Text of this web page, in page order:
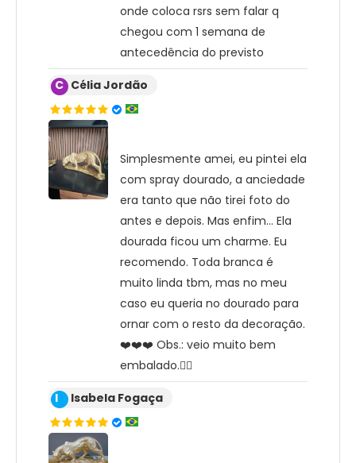
onde coloca rsrs sem falar q
chegou com 1 semana de
antecedência do previsto
C Célia Jordão
Simplesmente amei, eu pintei ela
com spray dourado, a anciedade
era tanto que não tirei foto do
antes e depois. Mas enfim... Ela
dourada ficou um charme. Eu
recomendo. Toda branca é
muito linda tbm, mas no meu
caso eu queria no dourado para
ornar com o resto da decoração.
❤️❤️❤️ Obs.: veio muito bem
embalado.👍🏻
I Isabela Fogaça